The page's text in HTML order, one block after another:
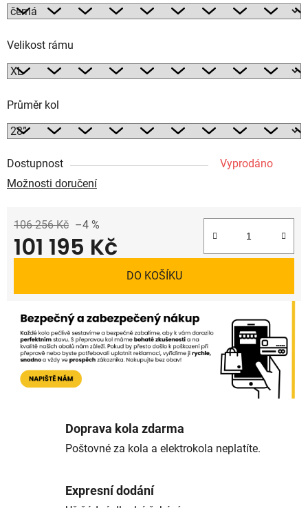
Velikost rámu
Průměr kol
Dostupnost
Vyprodáno
Možnosti doručení
106 256 Kč –4 %
101 195 Kč
DO KOŠÍKU
Doprava kola zdarma
Poštovné za kola a elektrokola neplatíte.
Expresní dodání